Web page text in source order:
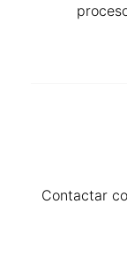
Contactar